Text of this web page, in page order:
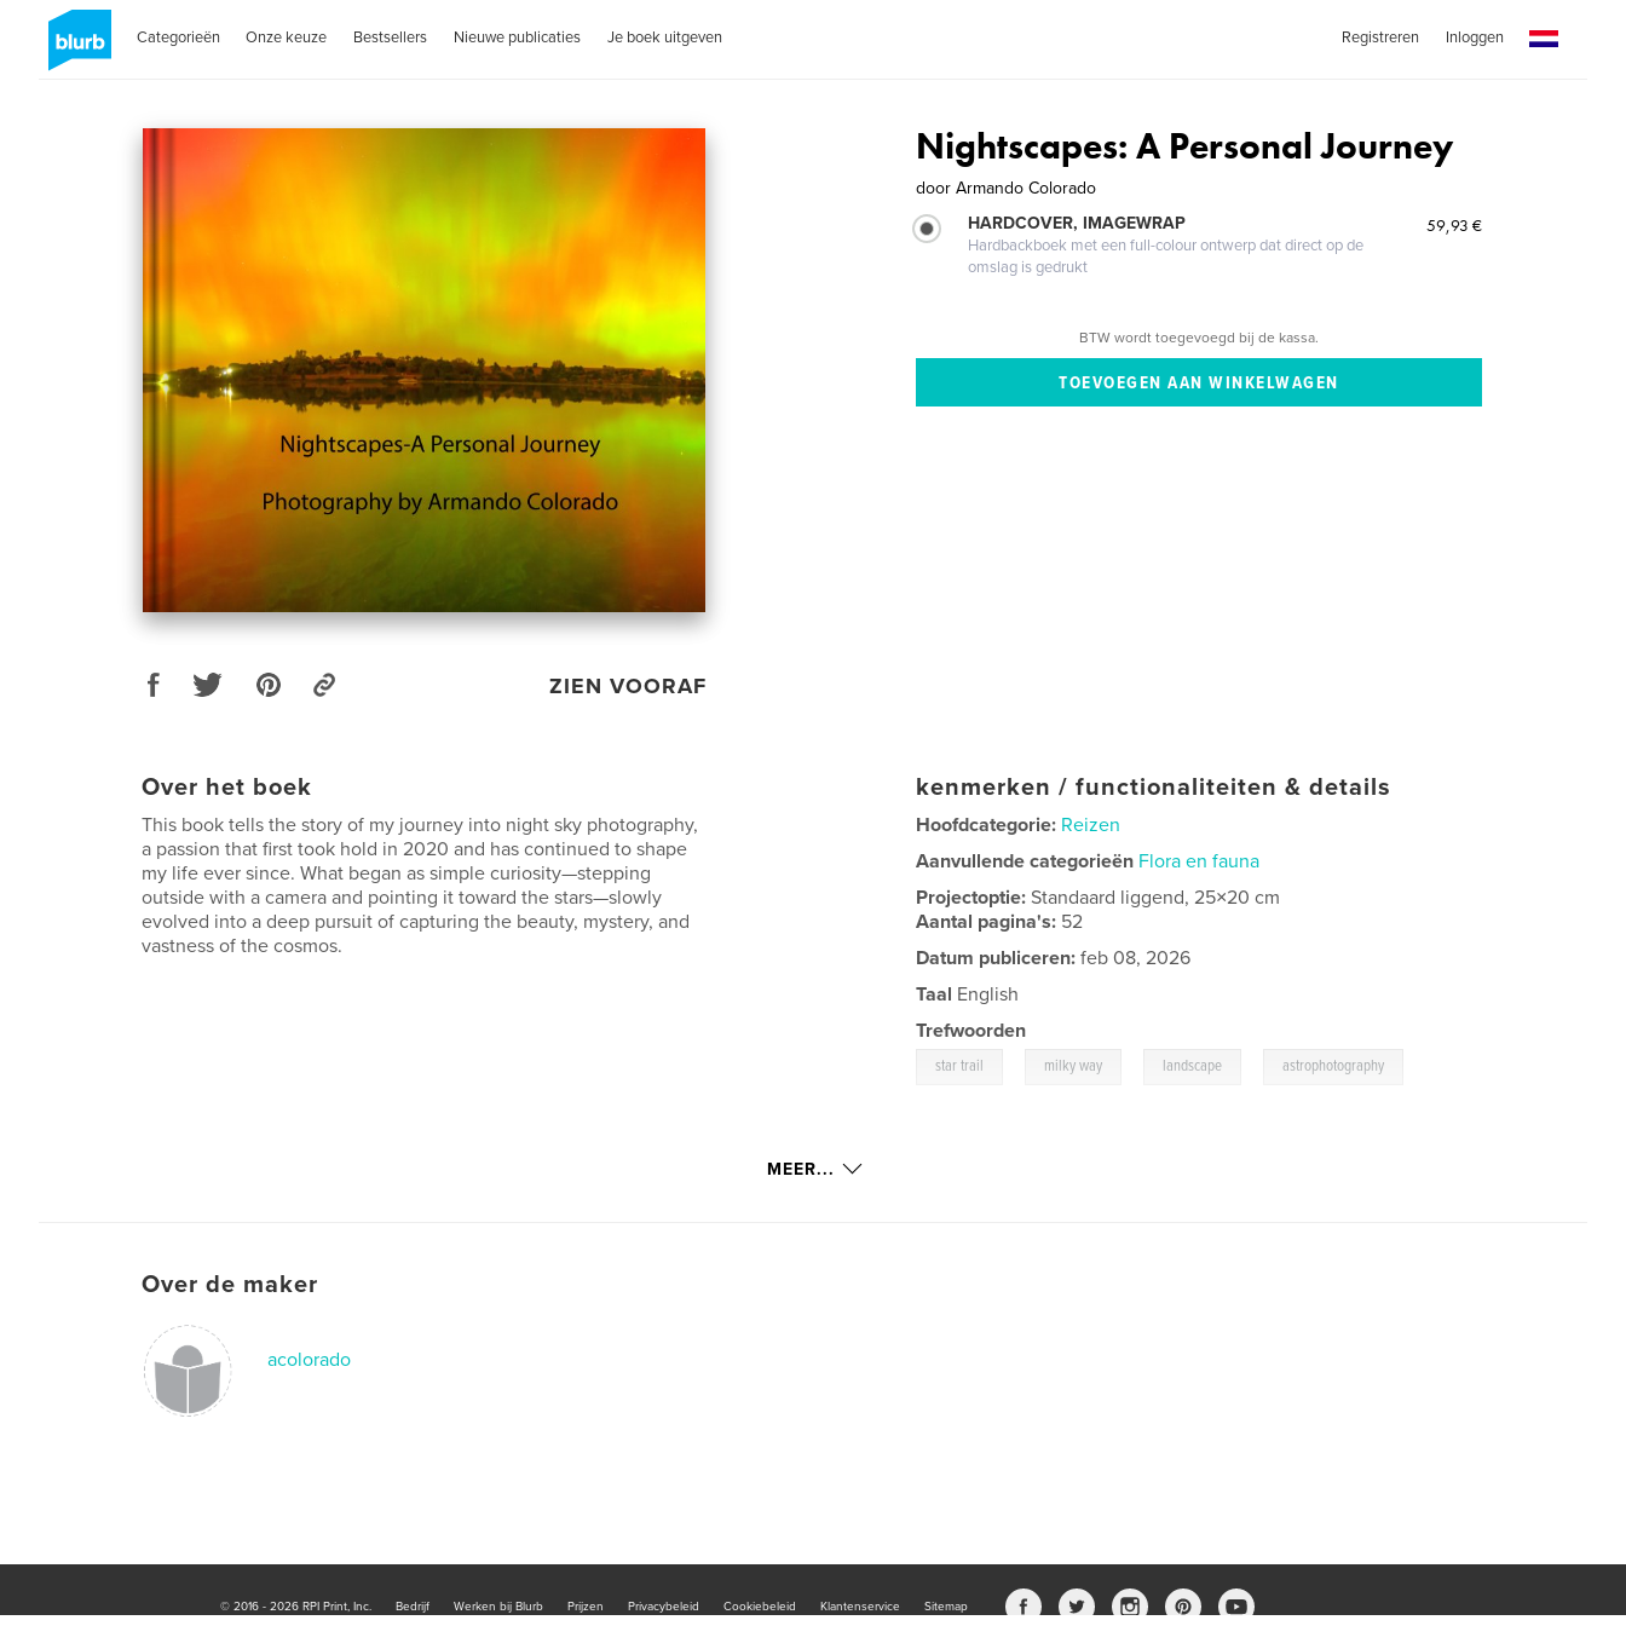
Categorieën Onze keuze Bestsellers Nieuwe publicaties Je boek uitgeven Registreren Inloggen
ZIEN VOORAF
Nightscapes: A Personal Journey
door Armando Colorado
HARDCOVER, IMAGEWRAP
Hardbackboek met een full-colour ontwerp dat direct op de
omslag is gedrukt
59,93 €
BTW wordt toegevoegd bij de kassa.
Over het boek
This book tells the story of my journey into night sky photography,
a passion that first took hold in 2020 and has continued to shape
my life ever since. What began as simple curiosity—stepping
outside with a camera and pointing it toward the stars—slowly
evolved into a deep pursuit of capturing the beauty, mystery, and
vastness of the cosmos.
kenmerken / functionaliteiten & details
Hoofdcategorie: Reizen
Aanvullende categorieën Flora en fauna
Projectoptie:Standaard liggend, 25×20 cm
Aantal pagina's: 52
Datum publiceren: feb 08, 2026
Taal English
Trefwoorden
star trail milky way landscape astrophotography
MEER...
Over de maker
acolorado
© 2016 - 2026 RPI Print, Inc. Bedrijf Werken bij Blurb Prijzen Privacybeleid Cookiebeleid Klantenservice Sitemap